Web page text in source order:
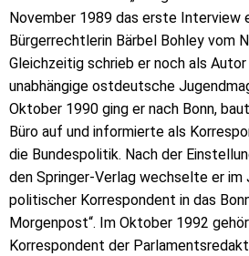
November 1989 das erste Interview
Bürgerrechtlerin Bärbel Bohley vom
Gleichzeitig schrieb er noch als
unabhängige ostdeutsche
Oktober 1990 ging er nach Bonn,
Büro auf und informierte als
die Bundespolitik. Nach der
den Springer-Verlag wechselte er im
politischer Korrespondent in das
Morgenpost“. Im Oktober 1992
Korrespondent der